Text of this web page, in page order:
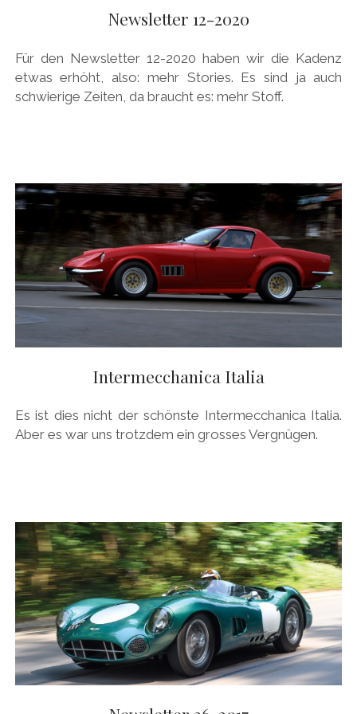
CARROSSIERS
CHRYSLER/DODGE/JEEP
EXOTEN
FERRARI
FIAT/ABARTH
FOOD
FORD
HONDA
HYUNDAI/KIA
ITALIA
LOTUS
MASERATI
MAZDA
MOTORRAD
NISSAN
OPEL
DEUTSCH Menü
DEUTSCH
ENGLISH
facebookinstagram
pinterest
Newsletter 12-2020
Für den Newsletter 12-2020 haben wir die Kadenz
etwas erhöht, also: mehr Stories. Es sind ja auch
schwierige Zeiten, da braucht es: mehr Stoff.
Intermecchanica Italia
Es ist dies nicht der schönste Intermecchanica Italia.
Aber es war uns trotzdem ein grosses Vergnügen.